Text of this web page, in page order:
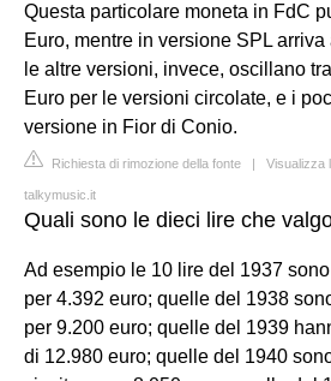
Questa particolare moneta in FdC
Euro, mentre in versione SPL
le altre versioni, invece, oscillano
Euro per le versioni circolate, e i
versione in Fior di Conio.
Richiesta di rimozione della fonte | Visualizza
talkymusic.it
Quali sono le dieci lire che
Ad esempio le 10 lire del 1937
per 4.392 euro; quelle del 1938
per 9.200 euro; quelle del 1939
di 12.980 euro; quelle del 1940